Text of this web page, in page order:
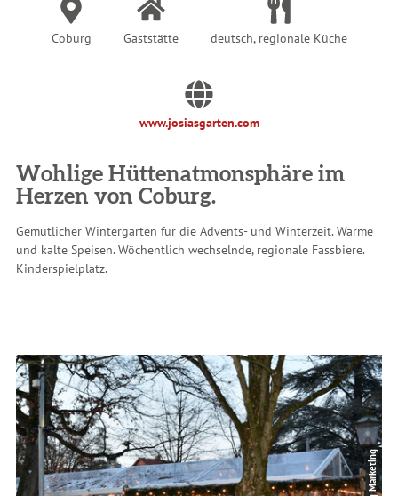
Coburg Gaststätte deutsch, regionale Küche
www.josiasgarten.com
Wohlige Hüttenatmonsphäre im
Herzen von Coburg.
Gemütlicher Wintergarten für die Advents- und Winterzeit. Warme
und kalte Speisen. Wöchentlich wechselnde, regionale Fassbiere.
Kinderspielplatz.